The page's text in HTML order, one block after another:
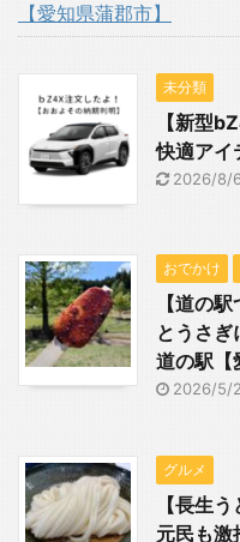
【愛知県蒲郡市】
未分類
【新型
快適アイ
2026/8/6
おでかけ
【道の
とうさ
道の駅【
2026/5/
グルメ
【長生
元民も激